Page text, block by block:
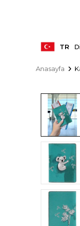
TR
Anasayfa